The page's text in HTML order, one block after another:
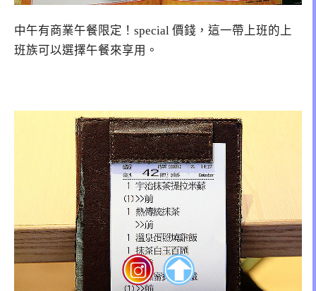
中午有商業午餐限定！special 價錢，這一帶上班的上
班族可以選擇午餐來享用。